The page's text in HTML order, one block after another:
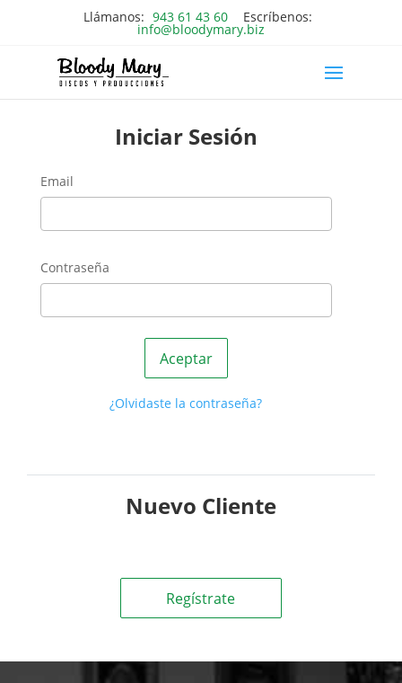
Llámanos: 943 61 43 60 Escríbenos:
info@bloodymary.biz
Iniciar Sesión
Email
Contraseña
¿Olvidaste la contraseña?
Nuevo Cliente